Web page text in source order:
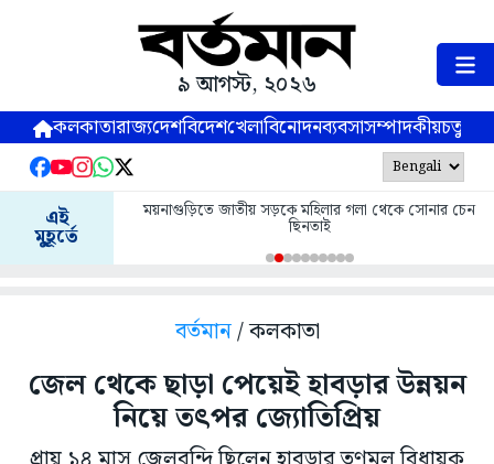
৯ আগস্ট, ২০২৬
কলকাতারাজ্যদেশবিদেশখেলাবিনোদনব্যবসাসম্পাদকীয়
এই
মুহূর্তে
ময়নাগুড়িতে জাতীয় সড়কে মহিলার গলা থেকে সোনার চেন
ছিনতাই
বর্তমান/ কলকাতা
জেল থেকে ছাড়া পেয়েই হাবড়ার উন্নয়ন
নিয়ে তৎপর জ্যোতিপ্রিয়